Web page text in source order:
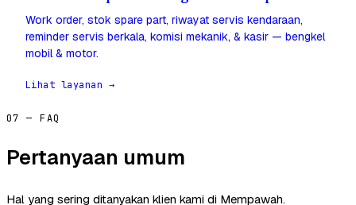
Work order, stok spare part, riwayat servis kendaraan,
reminder servis berkala, komisi mekanik, & kasir — bengkel
mobil & motor.
Lihat layanan →
07 — FAQ
Pertanyaan umum
Hal yang sering ditanyakan klien kami di Mempawah.